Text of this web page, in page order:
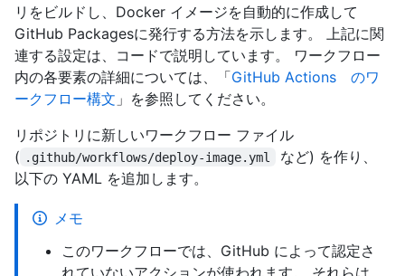
リをビルドし、Docker イメージを自動的に作成して
GitHub Packagesに発行する方法を示します。 上記に関
連する設定は、コードで説明しています。 ワークフロー
内の各要素の詳細については、「GitHub Actions のワ
ークフロー構文 」を参照してください。
リポジトリに新しいワークフロー ファイル
( .github/workflows/deploy-image.yml
など) を作り、
以下の YAML を追加します。
メモ
このワークフローでは、GitHub によって認定さ
れていないアクションが使われます。 それらは